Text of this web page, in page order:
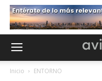
Inicio ENTORNO